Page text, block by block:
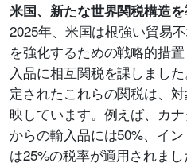
米国、新たな世界関税構造
2025年、米国は根強い貿易
を強化するための戦略的措
入品に相互関税を課しまし
定されたこれらの関税は、
映しています。例えば、カ
からの輸入品には50%、イ
は25%の税率が適用されま